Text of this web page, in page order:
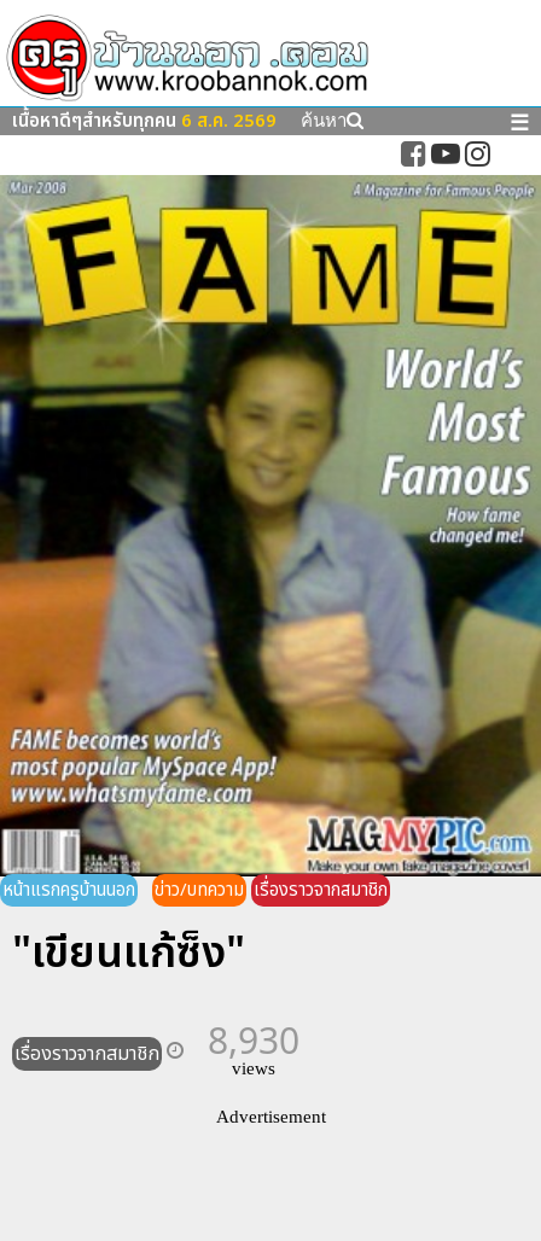
เนื้อหาดีๆสำหรับทุกคน 6 ส.ค. 2569 ค้นหา ☰
หน้าแรกครูบ้านนอก ข่าว/บทความ เรื่องราวจากสมาชิก
"เขียนแก้ซ็ง"
เรื่องราวจากสมาชิก 8,930
views
Advertisement